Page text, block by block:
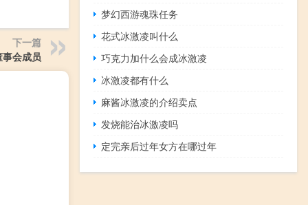
下一篇
会成员
梦幻西游魂珠任务
花式冰激凌叫什么
巧克力加什么会成冰激凌
冰激凌都有什么
麻酱冰激凌的介绍卖点
发烧能治冰激凌吗
定完亲后过年女方在哪过年